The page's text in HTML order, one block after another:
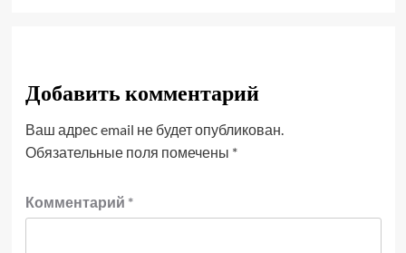
Добавить комментарий
Ваш адрес email не будет опубликован.
Обязательные поля помечены *
Комментарий *